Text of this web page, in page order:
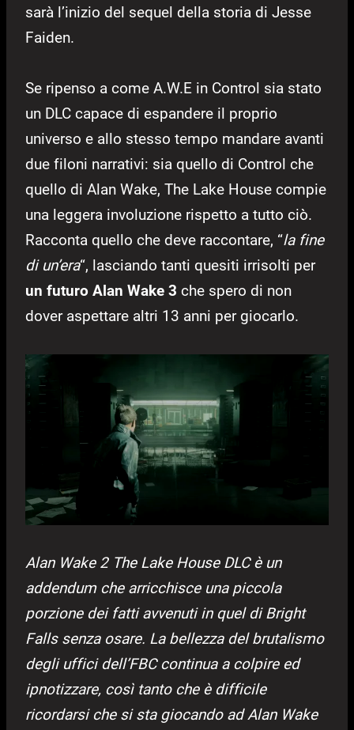
sarà l’inizio del sequel della storia di Jesse
Faiden.
Se ripenso a come A.W.E in Control sia stato
un DLC capace di espandere il proprio
universo e allo stesso tempo mandare avanti
due filoni narrativi: sia quello di Control che
quello di Alan Wake, The Lake House compie
una leggera involuzione rispetto a tutto ciò.
Racconta quello che deve raccontare, “la fine
di un’era“, lasciando tanti quesiti irrisolti per
un futuro Alan Wake 3 che spero di non
dover aspettare altri 13 anni per giocarlo.
Alan Wake 2 The Lake House DLC è un
addendum che arricchisce una piccola
porzione dei fatti avvenuti in quel di Bright
Falls senza osare. La bellezza del brutalismo
degli uffici dell’FBC continua a colpire ed
ipnotizzare, così tanto che è difficile
ricordarsi che si sta giocando ad Alan Wake